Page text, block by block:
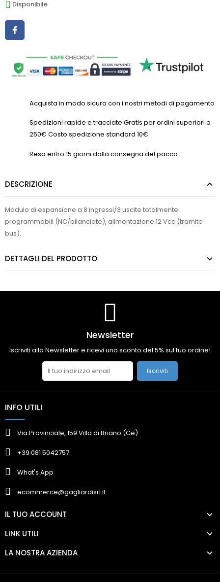
Disponibile
Acquista in modo sicuro con i nostri metodi di pagamento
Spedizioni rapide e tracciate Gratis per ordini superiori a
250€ Costo spedizione standard 10€
Reso entro 15 giorni dalla consegna del pacco
DESCRIZIONE
Modulo di espansione a 8 ingressi/3 uscite totalmente
programmabili (NC/bilanciate), alimentazione 12 Vcc (tramite
bus).
DETTAGLI DEL PRODOTTO
Newsletter
Iscriviti alla Newsletter e ricevi uno sconto del 5% sul tuo ordine!
Iscriviti
INFO UTILI
Via Provinciale, 159 Villa di Briano (Ce)
+39 081 5042757
What's App
ecommerce@gagliardisrl.it
IL TUO ACCOUNT
LINK UTILI
LA NOSTRA AZIENDA